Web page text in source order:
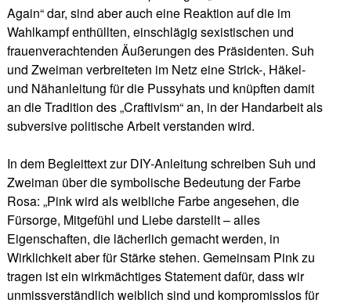
Again“ dar, sind aber auch eine Reaktion auf die im
Wahlkampf enthüllten, einschlägig sexistischen und
frauenverachtenden Äußerungen des Präsidenten. Suh
und Zweiman verbreiteten im Netz eine Strick-, Häkel-
und Nähanleitung für die Pussyhats und knüpften damit
an die Tradition des „Craftivism“ an, in der Handarbeit als
subversive politische Arbeit verstanden wird.
In dem Begleittext zur DIY-Anleitung schreiben Suh und
Zweiman über die symbolische Bedeutung der Farbe
Rosa: „Pink wird als weibliche Farbe angesehen, die
Fürsorge, Mitgefühl und Liebe darstellt – alles
Eigenschaften, die lächerlich gemacht werden, in
Wirklichkeit aber für Stärke stehen. Gemeinsam Pink zu
tragen ist ein wirkmächtiges Statement dafür, dass wir
unmissverständlich weiblich sind und kompromisslos für